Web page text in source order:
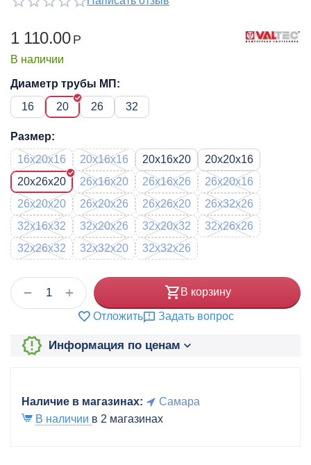
1 110.00 Р
В наличии
Диаметр трубы МП:
16
20 26 32
Размер:
16x20x16
20x16x16 20x16x20
20x20x16
20x26x20
26x16x20 26x16x26
26x20x16
26x20x20
26x20x26 26x26x20
26x32x26
32x16x32
32x20x26 32x20x32
32x26x26
32x26x32
32x32x20 32x32x26
+
− В корзину
Отложить Задать вопрос
Информация по ценам
Наличие в магазинах:
Самара
В наличии в 2 магазинах